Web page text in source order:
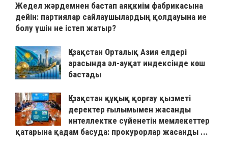
Жедел жәрдемнен бастап аяқкиім фабрикасына
дейін: партиялар сайлаушылардың қолдауына ие
болу үшін не істеп жатыр?
Қазақстан Орталық Азия елдері
арасында әл-ауқат индексінде көш
бастады
Қазақстан құқық қорғау қызметі
деректер ғылымымен жасанды
интеллектке сүйенетін мемлекеттер
қатарына қадам басуда: прокурорлар жасанды ...